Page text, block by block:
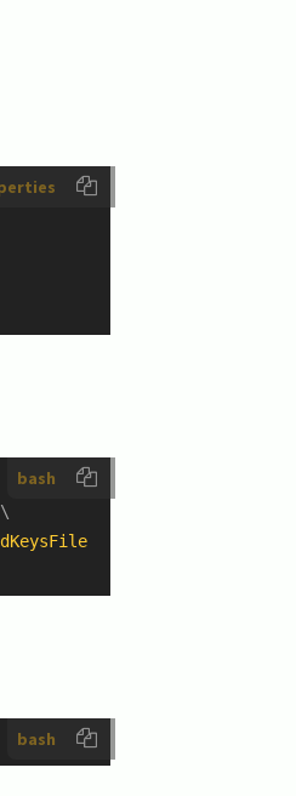
bash
\
.ssh/
bash